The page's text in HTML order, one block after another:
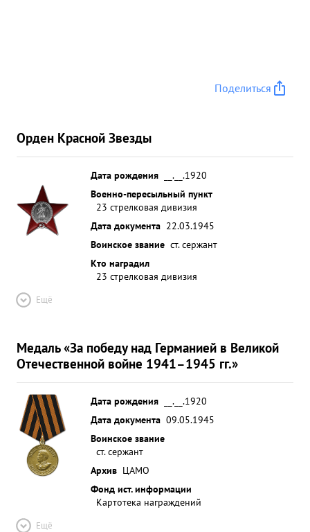
Поделиться
Орден Красной Звезды
Дата рождения
__.__.1920
Военно-пересыльный пункт
23 стрелковая дивизия
Дата документа 22.03.1945
Воинское звание ст. сержант
Кто наградил
23 стрелковая дивизия
Ещё
Медаль «За победу над Германией в Великой
Отечественной войне 1941–1945 гг.»
Дата рождения
__.__.1920
Дата документа 09.05.1945
Воинское звание
ст. сержант
Архив ЦАМО
Фонд ист. информации
Картотека награждений
Ещё